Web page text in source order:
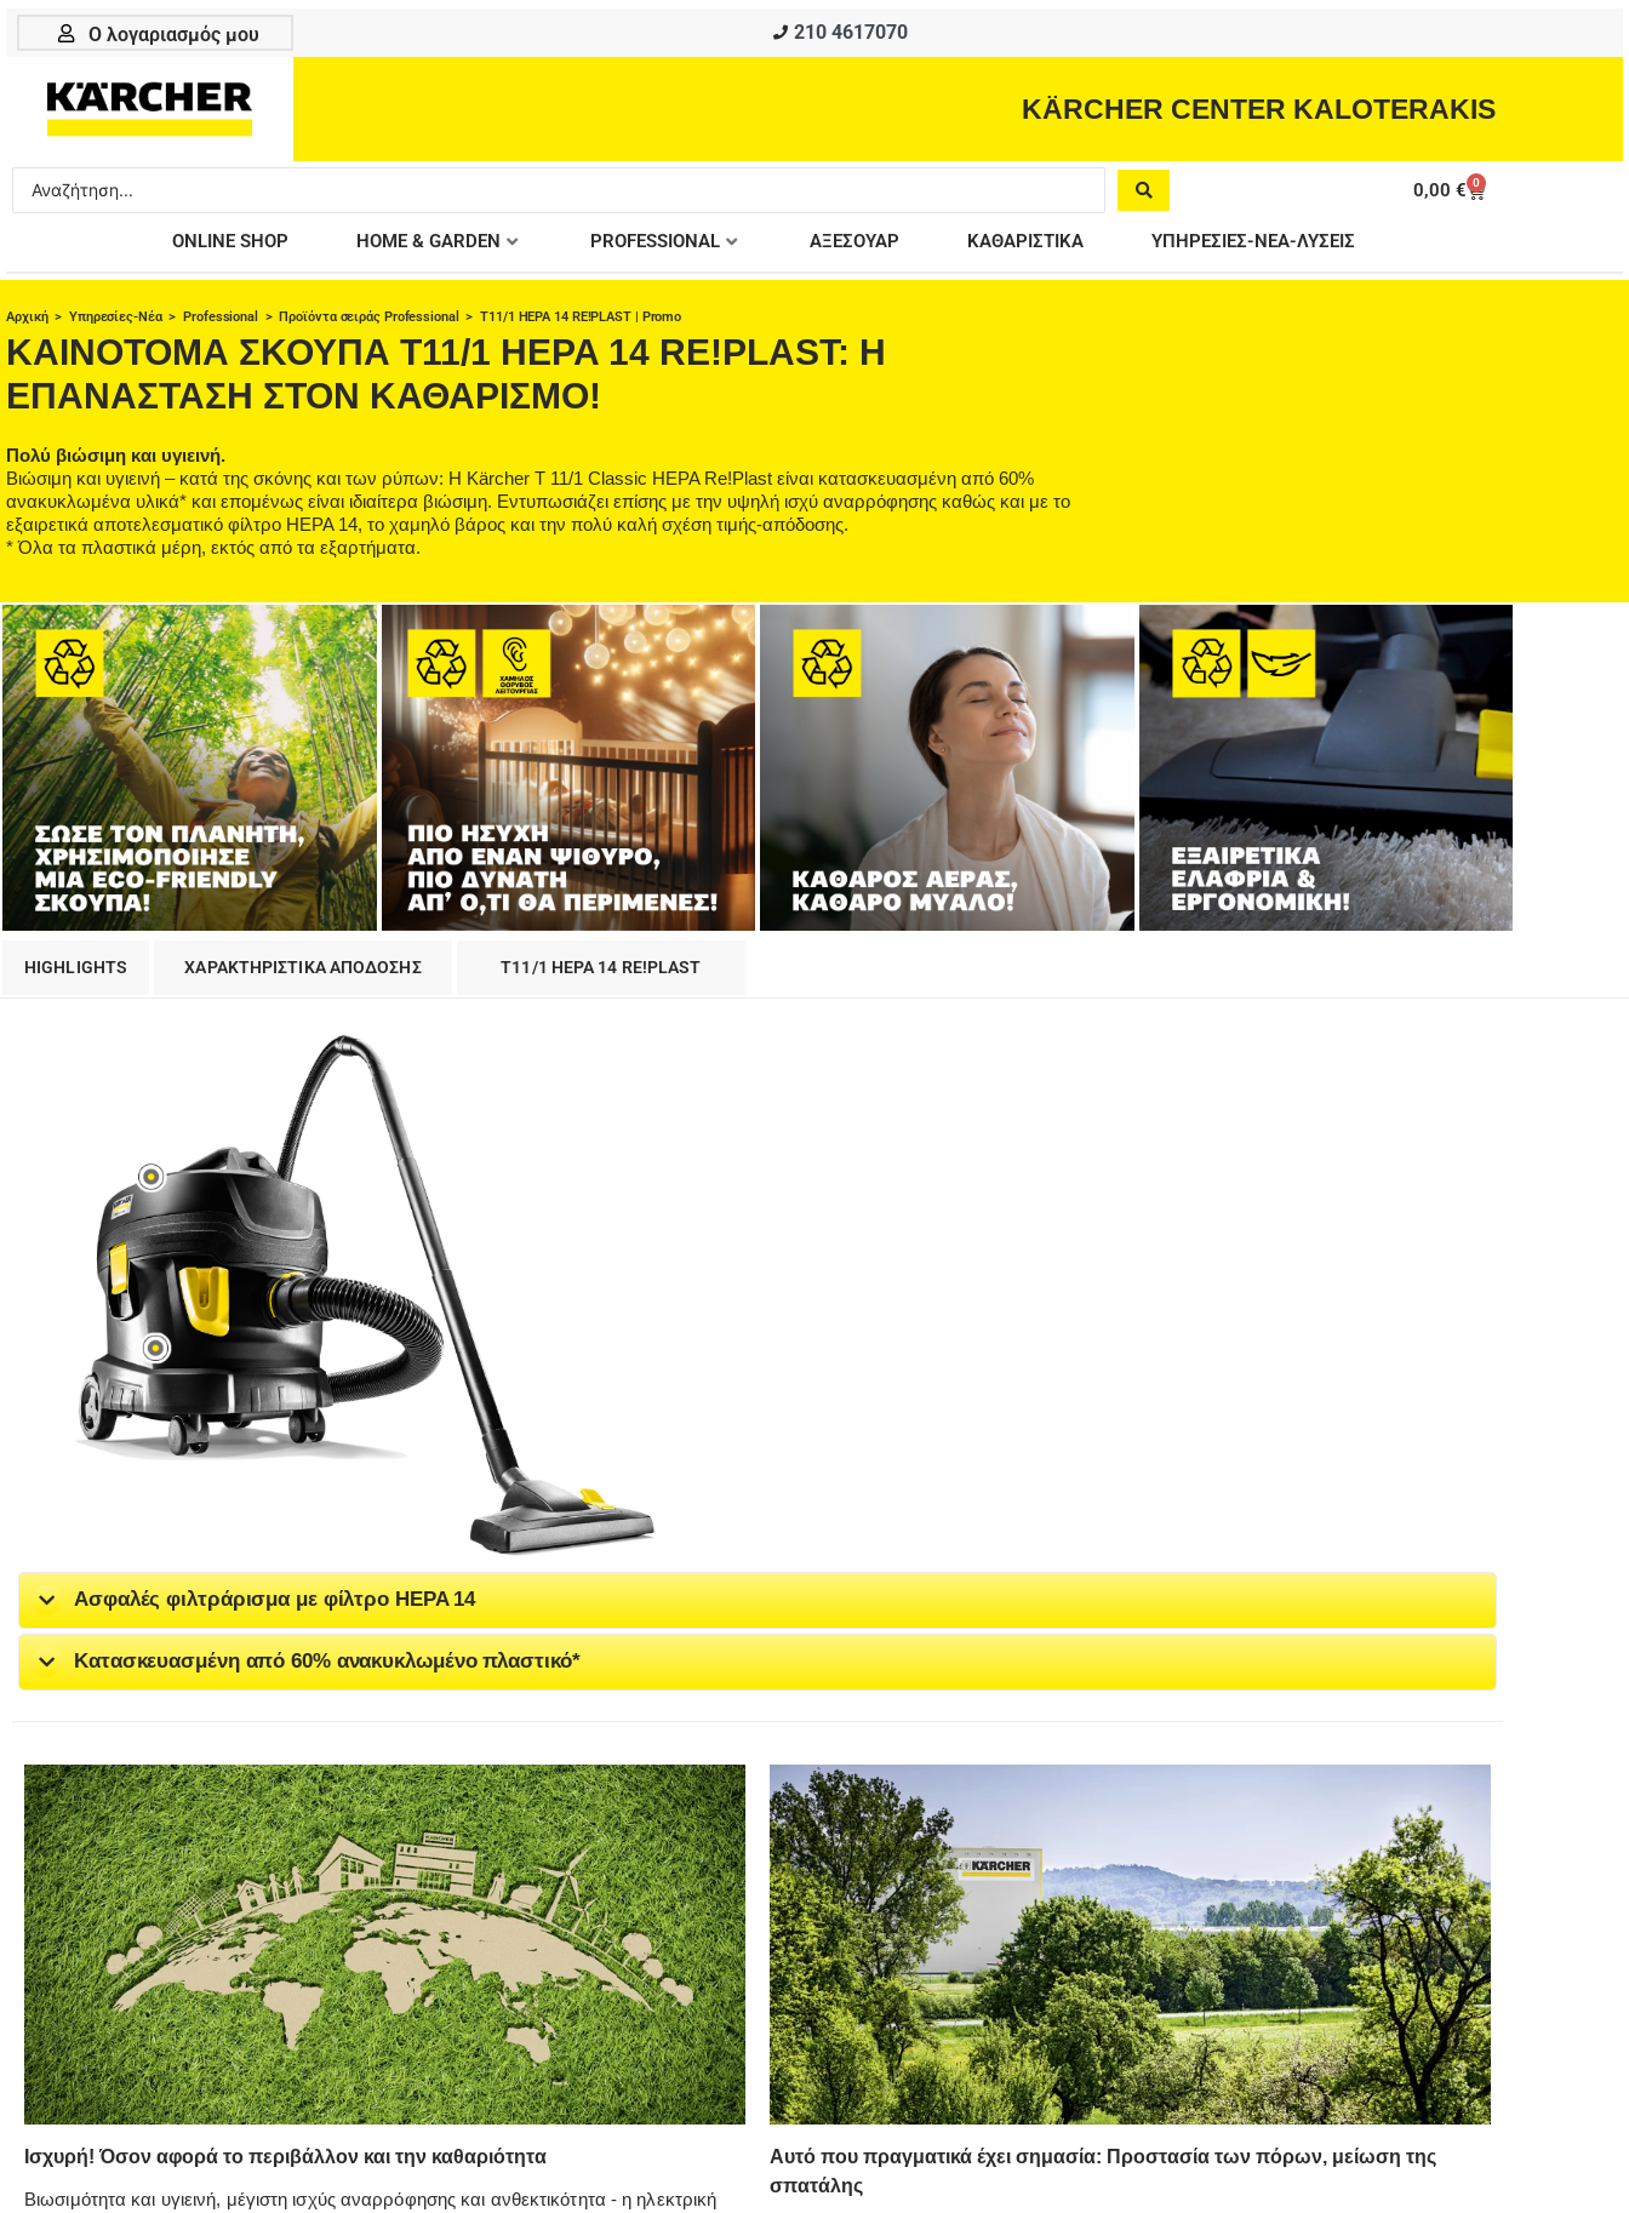
Μετάβαση
Ο λογαριασμός μου 210 4617070
KÄRCHER CENTER KALOTERAKIS
Search
...
0,00€ 0
Cart
ONLINE SHOP HOME & GARDEN PROFESSIONAL ΑΞΕΣΟΥΑΡ ΚΑΘΑΡΙΣΤΙΚΑ ΥΠΗΡΕΣΙΕΣ-ΝΕΑ-ΛΥΣΕΙΣ
Αρχική> Υπηρεσίες-Νέα > Professional > Προϊόντα σειράς Professional > T11/1 HEPA 14 RE!PLAST | Promo
ΚΑΙΝΟΤΟΜΑ ΣΚΟΥΠΑ T11/1 HEPA 14 RE!PLAST: Η
ΕΠΑΝΑΣΤΑΣΗ ΣΤΟΝ ΚΑΘΑΡΙΣΜΟ!
Πολύ βιώσιμη και υγιεινή.
Βιώσιμη και υγιεινή – κατά της σκόνης και των ρύπων: Η Kärcher T 11/1 Classic HEPA Re!Plast είναι κατασκευασμένη από 60%
ανακυκλωμένα υλικά* και επομένως είναι ιδιαίτερα βιώσιμη. Εντυπωσιάζει επίσης με την υψηλή ισχύ αναρρόφησης καθώς και με το
εξαιρετικά αποτελεσματικό φίλτρο HEPA 14, το χαμηλό βάρος και την πολύ καλή σχέση τιμής-απόδοσης.
* Όλα τα πλαστικά μέρη, εκτός από τα εξαρτήματα.
HIGHLIGHTS ΧΑΡΑΚΤΗΡΙΣΤΙΚΑ ΑΠΟΔΟΣΗΣ T11/1 HEPA 14 RE!PLAST
Ασφαλές φιλτράρισμα με φίλτρο HEPA 14
Κατασκευασμένη από 60% ανακυκλωμένο πλαστικό*
Ισχυρή! Όσον αφορά το περιβάλλον και την καθαριότητα
Βιωσιμότητα και υγιεινή, μέγιστη ισχύς αναρρόφησης και ανθεκτικότητα - η ηλεκτρική
Αυτό που πραγματικά έχει σημασία: Προστασία των πόρων, μείωση της
σπατάλης